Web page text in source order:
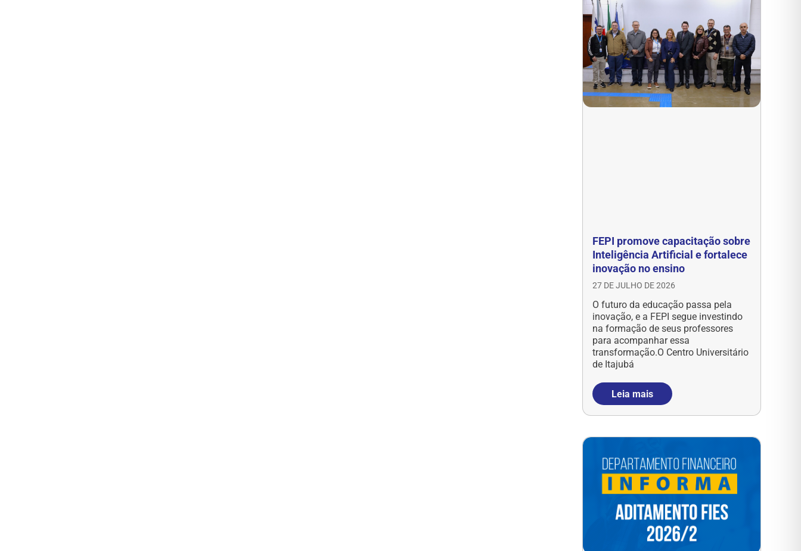
FEPI promove capacitação sobre
Inteligência Artificial e fortalece
inovação no ensino
27 DE JULHO DE 2026
O futuro da educação passa pela
inovação, e a FEPI segue investindo
na formação de seus professores
para acompanhar essa
transformação.O Centro Universitário
de Itajubá
Leia mais